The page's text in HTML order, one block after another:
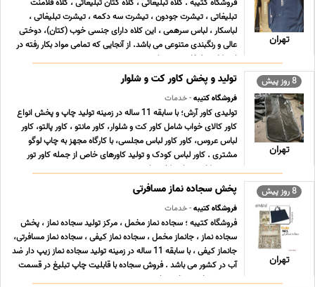
تهران
فروشگاه کتیبه . کلاه تبلیغاتی ، کلاه کتان تبلیغاتی ، کلاه فلامنت
تبلیغاتی ، تیشرت جودون ، تیشرت سه دکمه ، تیشرت تبلیغاتی ،
لباسکار ، لباس سرهمی ، این کلاه دارای جنسی خوب (کتان)، دوختی
عالی و رنگبندی متنوعی می باشد. از آنجایی که تمامی مواد بکار رفته در
این کلاه تبلیغاتی درجه یک می ... ...
8 روز پیش
تهران
تولید و پخش کاور کت و شلوار
فروشگاه کتیبه- خدمات
تولیدی کاور آرش؛ با سابقه 11 ساله در زمینه تولید چاپ و پخش انواع
کاور کالای خواب شامل کاور کت و شلوار، کاور مانتو ، کاور پالتو، کاور
لباس عروس، کاور کاور لباس مجلسی، با کارگاه مجهز به چاپ لوگو
مشتری . کاور لباس کودک و تولید کاورهای خاص از جمله کاور تور
ورزشی، کاور سینک، کاور روک ... ...
8 روز پیش
تهران
پخش سجاده نماز مسافرتی
فروشگاه کتیبه- خدمات
فروشگاه کتیبه ؛ سجاده نماز مخمل ، مرکز تولید سجاده نماز ، پخش
سجاده نماز ، جانماز مخمل ، سجاده نماز کیفی ، سجاده نماز مسافرتی،
جانماز کیفی ، با سابقه 11 ساله در زمینه تولید سجاده نماز زیپ دار ضد
آب در کشور می باشد . فروش سجاده با قابلیت چاپ تبلیغ در قسمت
بیرون سجاده سجاده نماز ب ... ...